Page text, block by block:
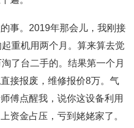
事。2019年那会儿，我刚接
重机用两个月。算来算去觉
了台二手的。结果第一个月
接报废，维修报价8万。气
傅点醒我，说你这设备利用
资金占压，亏到姥姥家了。